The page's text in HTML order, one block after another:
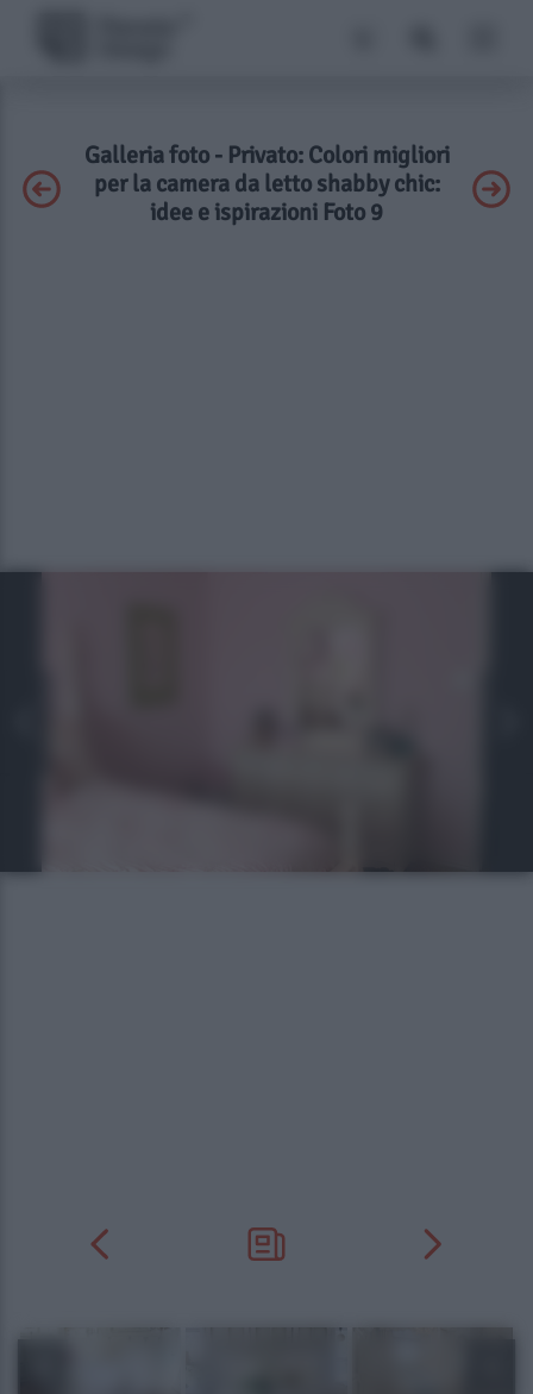
Galleria foto - Privato: Colori migliori
per la camera da letto shabby chic:
idee e ispirazioni Foto 9